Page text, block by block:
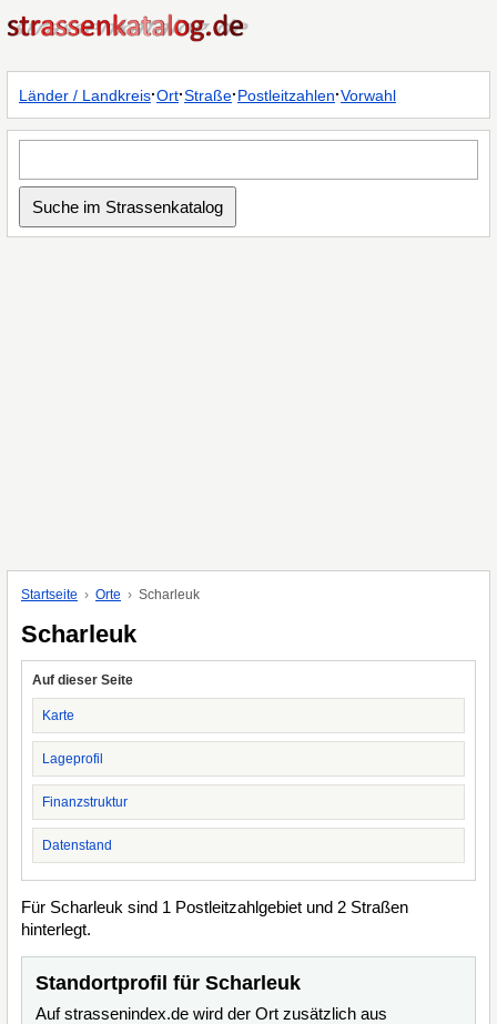
Länder / Landkreis·Ort·Straße·Postleitzahlen·Vorwahl
Startseite Orte Scharleuk
Scharleuk
Auf dieser Seite
Karte
Lageprofil
Finanzstruktur
Datenstand
Für Scharleuk sind 1 Postleitzahlgebiet und 2 Straßen
hinterlegt.
Standortprofil für Scharleuk
Auf strassenindex.de wird der Ort zusätzlich aus